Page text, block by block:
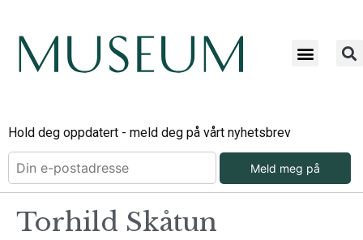
Hold deg oppdatert - meld deg på vårt nyhetsbrev
Meld meg på
Torhild Skåtun